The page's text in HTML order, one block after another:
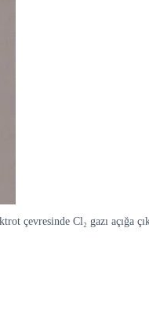
çevresinde Cl₂ gazı açığa